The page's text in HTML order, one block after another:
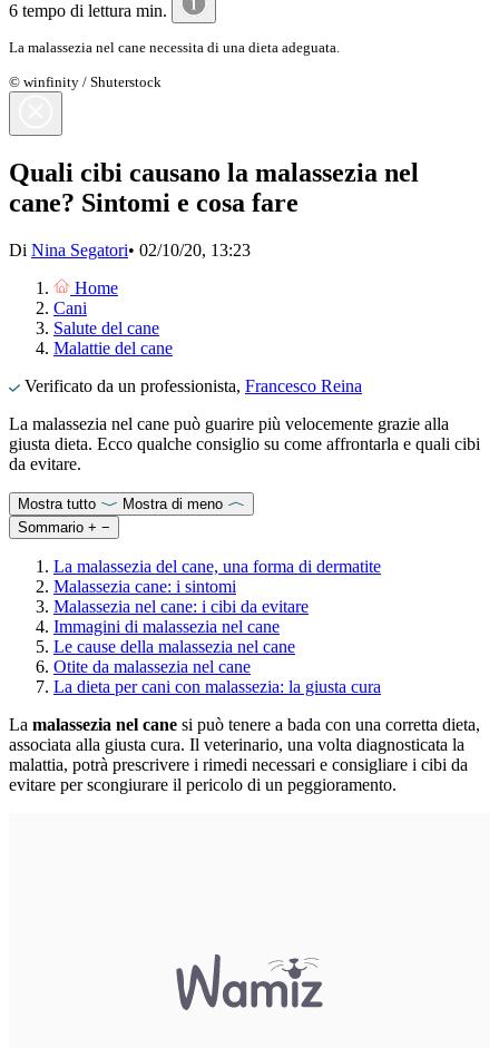
6 tempo di lettura min.
La malassezia nel cane necessita di una dieta adeguata.
© winfinity / Shuterstock
Quali cibi causano la malassezia nel
cane? Sintomi e cosa fare
Di Nina Segatori• 02/10/20, 13:23
Home
Cani
Salute del cane
Malattie del cane
Verificato da un professionista, Francesco Reina
La malassezia nel cane può guarire più velocemente grazie alla
giusta dieta. Ecco qualche consiglio su come affrontarla e quali cibi
da evitare.
Mostra tutto
Mostra di meno
Sommario + −
La malassezia del cane, una forma di dermatite
Malassezia cane: i sintomi
Malassezia nel cane: i cibi da evitare
Immagini di malassezia nel cane
Le cause della malassezia nel cane
Otite da malassezia nel cane
La dieta per cani con malassezia: la giusta cura
La malassezia nel cane si può tenere a bada con una corretta dieta,
associata alla giusta cura. Il veterinario, una volta diagnosticata la
malattia, potrà prescrivere i rimedi necessari e consigliare i cibi da
evitare per scongiurare il pericolo di un peggioramento.